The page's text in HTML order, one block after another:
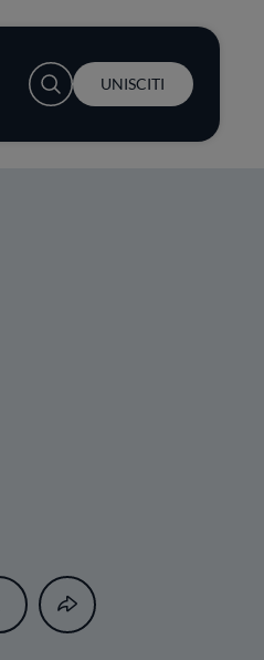
User account menu
UNISCITI